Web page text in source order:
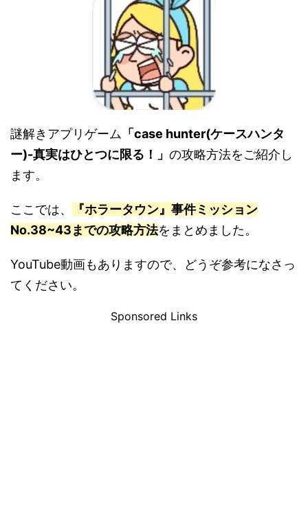
謎解きアプリゲーム 「case hunter(ケースハンタ
ー)-真実はひとつに限る！」 の攻略方法をご紹介し
ます。
ここでは、 『ホラータウン』事件ミッション
No.38~43までの攻略方法をまとめました。
YouTube動画もありますので、どうぞ参考になさっ
てください。
Sponsored Links